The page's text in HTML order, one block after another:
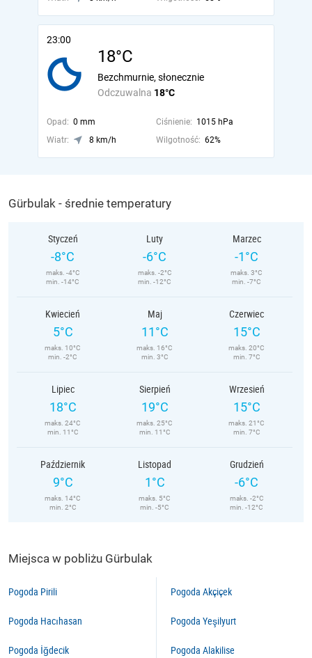
23:00
18°C
Odczuwalna 18°C
Bezchmurnie, słonecznie
Opad: 0 mm Ciśnienie: 1015 hPa
Wiatr:
8 km/h Wilgotność: 62%
Gürbulak - średnie temperatury
Styczeń
-8°C
maks. -4°C
min. -14°C
Luty
-6°C
maks. -2°C
min. -12°C
Marzec
-1°C
maks. 3°C
min. -7°C
Kwiecień
5°C
maks. 10°C
min. -2°C
Maj
11°C
maks. 16°C
min. 3°C
Czerwiec
15°C
maks. 20°C
min. 7°C
Lipiec
18°C
maks. 24°C
min. 11°C
Sierpień
19°C
maks. 25°C
min. 11°C
Wrzesień
15°C
maks. 21°C
min. 7°C
Październik
9°C
maks. 14°C
min. 2°C
Listopad
1°C
maks. 5°C
min. -5°C
Grudzień
-6°C
maks. -2°C
min. -12°C
Miejsca w pobliżu Gürbulak
Pogoda Pirili
Pogoda Hacıhasan
Pogoda İğdecik
Pogoda Akçiçek
Pogoda Yeşilyurt
Pogoda Alakilise